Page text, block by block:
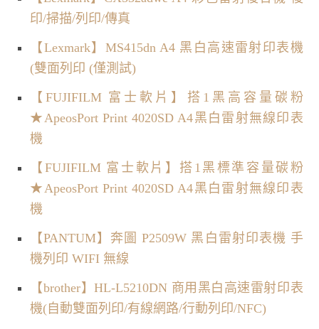
印/掃描/列印/傳真
【Lexmark】MS415dn A4 黑白高速雷射印表機
(雙面列印 (僅測試)
【FUJIFILM 富士軟片】搭1黑高容量碳粉
★ApeosPort Print 4020SD A4黑白雷射無線印表
機
【FUJIFILM 富士軟片】搭1黑標準容量碳粉
★ApeosPort Print 4020SD A4黑白雷射無線印表
機
【PANTUM】奔圖 P2509W 黑白雷射印表機 手
機列印 WIFI 無線
【brother】HL-L5210DN 商用黑白高速雷射印表
機(自動雙面列印/有線網路/行動列印/NFC)